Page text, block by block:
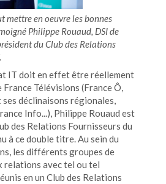
mettre en oeuvre les bonnes
Philippe Rouaud, DSI de
du Club des Relations
IT doit en effet être réellement
Télévisions (France Ô,
ses déclinaisons régionales,
Info...), Philippe Rouaud est
des Relations Fournisseurs du
à ce double titre. Au sein du
les différents groupes de
relations avec tel ou tel
en un Club des Relations